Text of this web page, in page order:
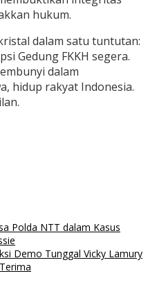
hukum.
dalam satu tuntutan:
Gedung FKKH segera.
dalam
hidup rakyat Indonesia.
Polda NTT dalam Kasus
Demo Tunggal Vicky Lamury